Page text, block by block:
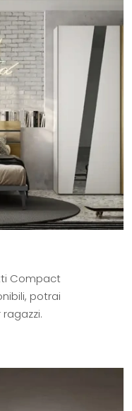
Compact
potrai